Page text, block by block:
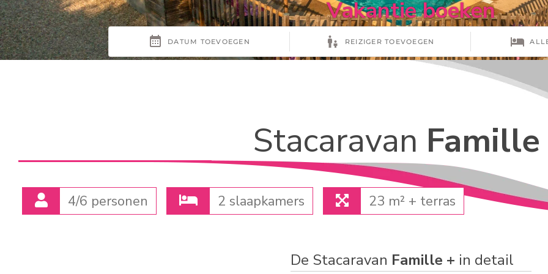
Vakantie boeken
Stacaravan
4/6 personen 2 slaapkamers 23 m² + terras
De Stacaravan Famille + in detail